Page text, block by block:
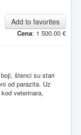
Add to favorites
Cena: 1 500.00 €
štenci su stari
od parazita. Uz
veterinara,